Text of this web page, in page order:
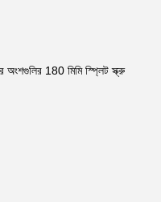
অংশগুলির 180 মিমি স্প্লিট স্ক্রু